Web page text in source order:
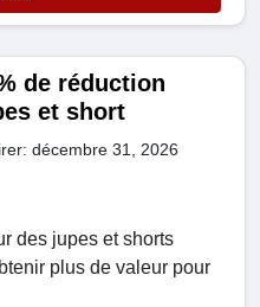
de réduction
et short
décembre 31, 2026
des jupes et shorts
plus de valeur pour